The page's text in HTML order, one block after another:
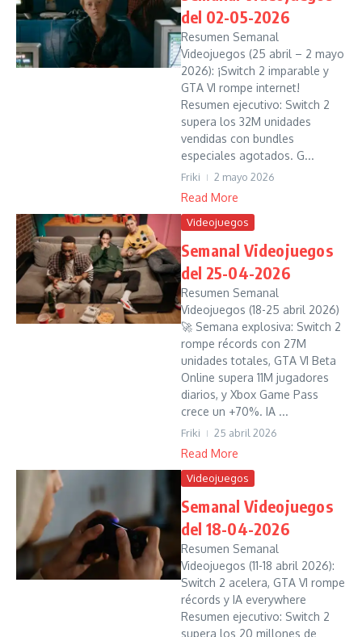
del 02-05-2026
Resumen Semanal
Videojuegos (25 abril – 2 mayo
2026): ¡Switch 2 imparable y
GTA VI rompe internet!
Resumen ejecutivo: Switch 2
supera los 32M unidades
vendidas con bundles
especiales agotados. G...
Friki 2 mayo 2026
Read More
Videojuegos
Semanal Videojuegos
del 25-04-2026
Resumen Semanal
Videojuegos (18-25 abril 2026)
🚀 Semana explosiva: Switch 2
rompe récords con 27M
unidades totales, GTA VI Beta
Online supera 11M jugadores
diarios, y Xbox Game Pass
crece un +70%. IA ...
Friki 25 abril 2026
Read More
Videojuegos
Semanal Videojuegos
del 18-04-2026
Resumen Semanal
Videojuegos (11-18 abril 2026):
Switch 2 acelera, GTA VI rompe
récords y IA everywhere
Resumen ejecutivo: Switch 2
supera los 20 millones de